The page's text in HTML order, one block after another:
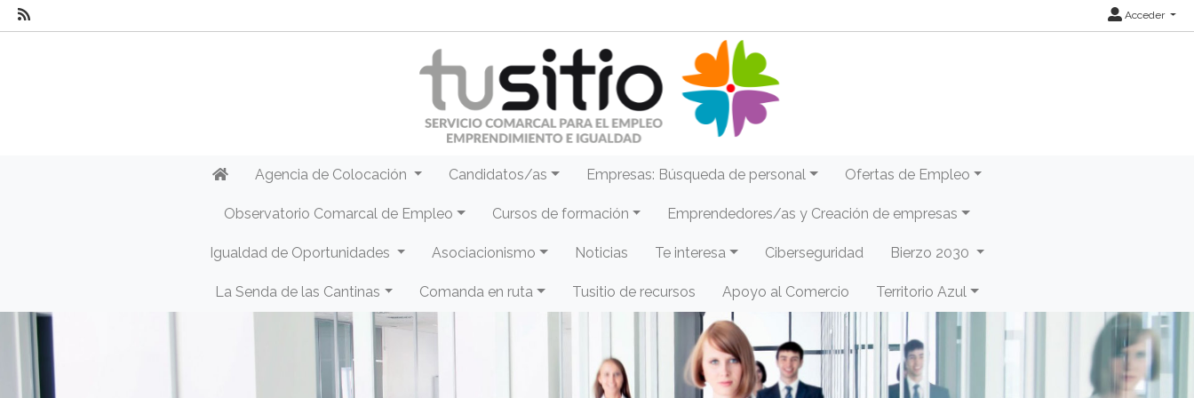
Acceder
Agencia de Colocación Candidatos/as Empresas: Búsqueda de personal Ofertas de Empleo
Observatorio Comarcal de Empleo Cursos de formación Emprendedores/as y Creación de empresas
Igualdad de Oportunidades Asociacionismo Noticias Te interesa Ciberseguridad Bierzo 2030
La Senda de las Cantinas Comanda en ruta Tusitio de recursos Apoyo al Comercio Territorio Azul